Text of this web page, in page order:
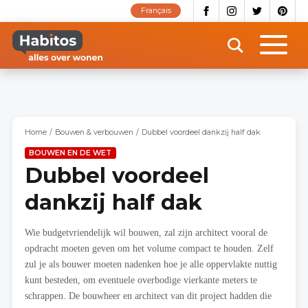
naar
inhoud
gaan
Français
Home Bouwen & verbouwen Dubbel voordeel dankzij half dak
BOUWEN EN DE WET
Dubbel voordeel
dankzij half dak
Wie budgetvriendelijk wil bouwen, zal zijn architect vooral de
opdracht moeten geven om het volume compact te houden. Zelf
zul je als bouwer moeten nadenken hoe je alle oppervlakte nuttig
kunt besteden, om eventuele overbodige vierkante meters te
schrappen. De bouwheer en architect van dit project hadden die